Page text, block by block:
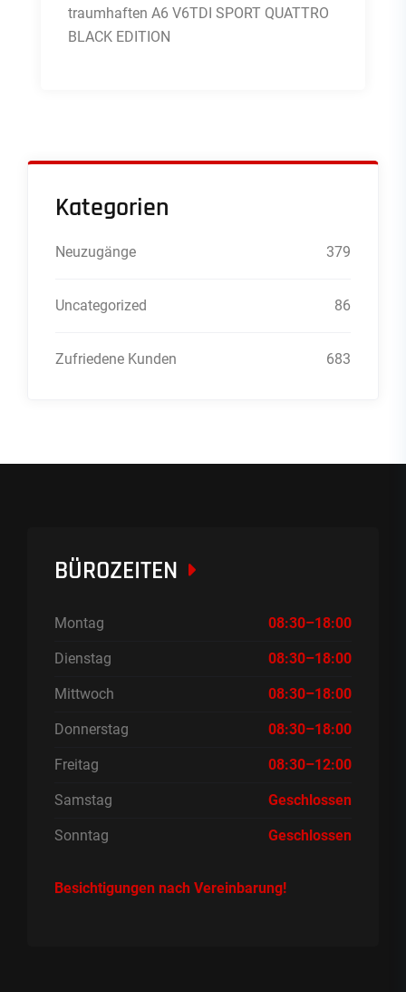
traumhaften A6 V6TDI SPORT QUATTRO
BLACK EDITION
Kategorien
Neuzugänge 379
Uncategorized 86
Zufriedene Kunden 683
BÜROZEITEN
Montag 08:30–18:00
Dienstag 08:30–18:00
Mittwoch 08:30–18:00
Donnerstag 08:30–18:00
Freitag 08:30–12:00
Samstag Geschlossen
Sonntag Geschlossen
Besichtigungen nach Vereinbarung!